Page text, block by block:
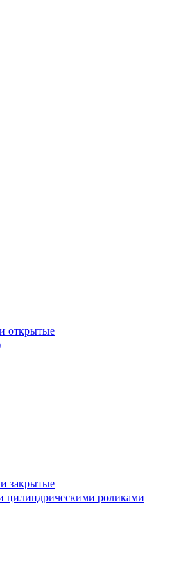
открытые
закрытые
цилиндрическими роликами